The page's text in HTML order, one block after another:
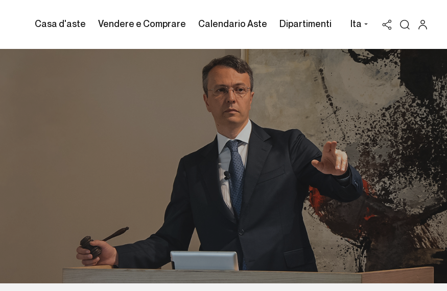
Casa d'aste Vendere e Comprare Calendario Aste Dipartimenti Ita